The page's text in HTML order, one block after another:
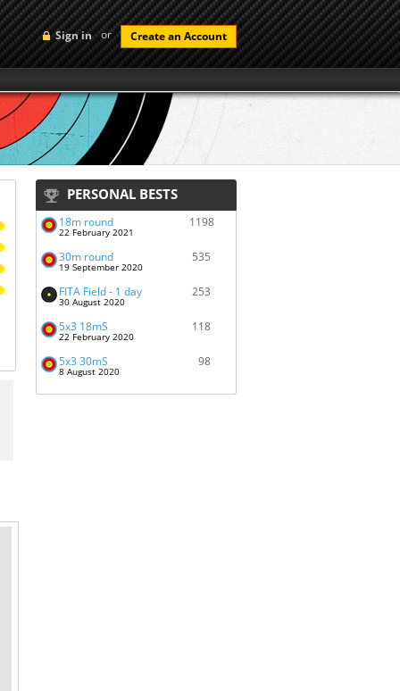
Sign in or Create an Account
PERSONAL BESTS
18m round
22 February 2021
1198
30m round
19 September 2020
535
FITA Field - 1 day
30 August 2020
253
5x3 18mS
22 February 2020
118
5x3 30mS
8 August 2020
98